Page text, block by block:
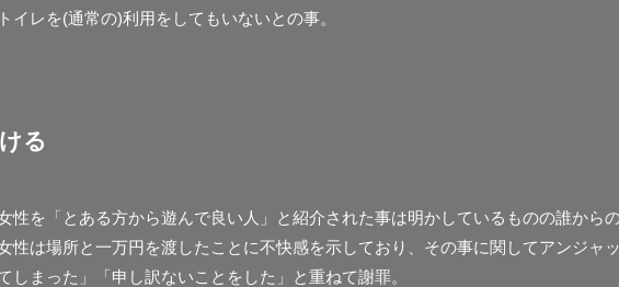
イレを(通常の)利用をしてもいないとの事。
る
性を 「とある方から遊んで良い人」
と紹介された事は明かしているものの誰から
性は場所と一万円を渡したことに不快感を示しており、その事に関してアンジャッ
しまった」「申し訳ないことをした」と重ねて謝罪。